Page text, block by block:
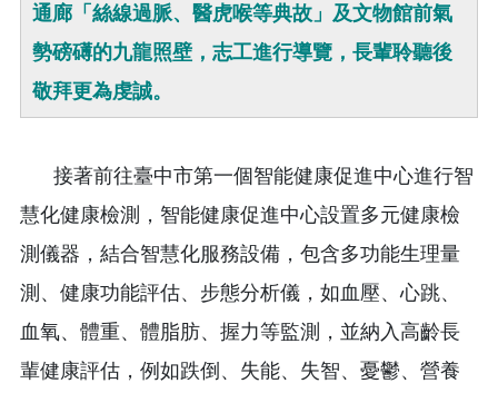
通廊「絲線過脈、醫虎喉等典故」及文物館前氣
勢磅礡的九龍照壁，志工進行導覽，長輩聆聽後
敬拜更為虔誠。
接著前往臺中市第一個智能健康促進中心進行智
慧化健康檢測，智能健康促進中心設置多元健康檢
測儀器，結合智慧化服務設備，包含多功能生理量
測、健康功能評估、步態分析儀，如血壓、心跳、
血氧、體重、體脂肪、握力等監測，並納入高齡長
輩健康評估，例如跌倒、失能、失智、憂鬱、營養